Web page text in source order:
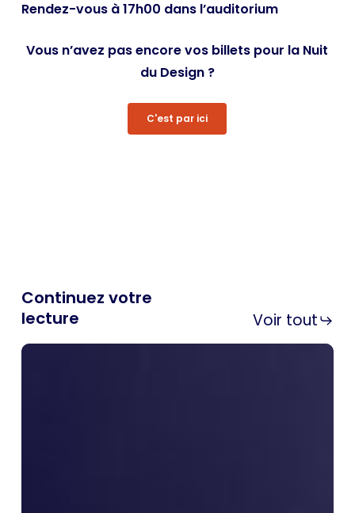
Rendez-vous à 17h00 dans l’auditorium
Vous n’avez pas encore vos billets pour la Nuit
du Design ?
C'est par ici
Continuez votre
lecture
Voir tout